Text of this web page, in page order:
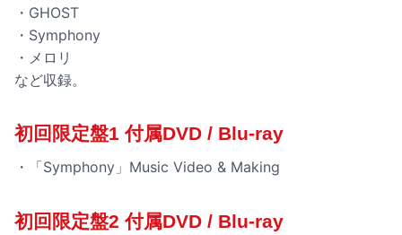
・GHOST
・Symphony
・メロリ
など収録。
初回限定盤1 付属DVD / Blu-ray
・「Symphony」Music Video & Making
初回限定盤2 付属DVD / Blu-ray